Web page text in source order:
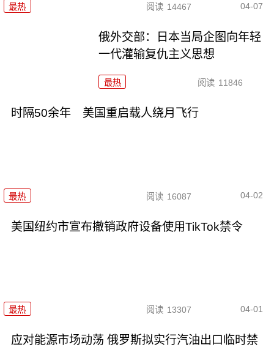
最热 阅读 14467 04-07
俄外交部：日本当局企图向年轻
一代灌输复仇主义思想
最热 阅读 11846
时隔50余年 美国重启载人绕月飞行
最热 阅读 16087 04-02
美国纽约市宣布撤销政府设备使用TikTok禁令
最热 阅读 13307 04-01
应对能源市场动荡 俄罗斯拟实行汽油出口临时禁